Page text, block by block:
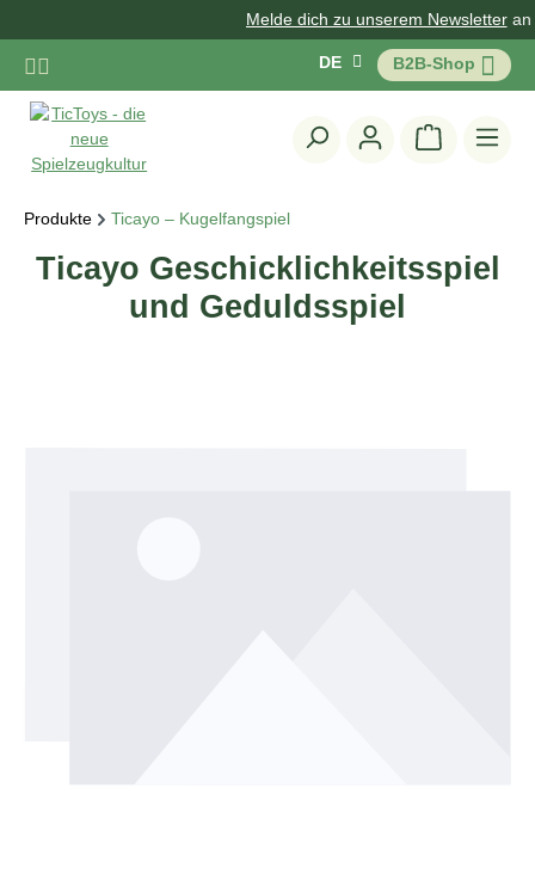
Melde dich zu unserem Newsletteran
DE B2B-Shop
Produkte Ticayo – Kugelfangspiel
Ticayo Geschicklichkeitsspiel
und Geduldsspiel